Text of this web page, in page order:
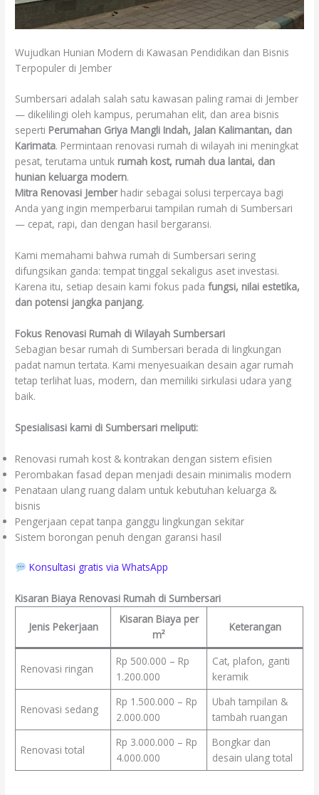
Wujudkan Hunian Modern di Kawasan Pendidikan dan Bisnis
Terpopuler di Jember
Sumbersari adalah salah satu kawasan paling ramai di Jember
— dikelilingi oleh kampus, perumahan elit, dan area bisnis
seperti Perumahan Griya Mangli Indah, Jalan Kalimantan, dan
Karimata. Permintaan renovasi rumah di wilayah ini meningkat
pesat, terutama untuk rumah kost, rumah dua lantai, dan
hunian keluarga modern.
Mitra Renovasi Jemberhadir sebagai solusi terpercaya bagi
Anda yang ingin memperbarui tampilan rumah di Sumbersari
— cepat, rapi, dan dengan hasil bergaransi.
Kami memahami bahwa rumah di Sumbersari sering
difungsikan ganda: tempat tinggal sekaligus aset investasi.
Karena itu, setiap desain kami fokus padafungsi, nilai estetika,
dan potensi jangka panjang.
Fokus Renovasi Rumah di Wilayah Sumbersari
Sebagian besar rumah di Sumbersari berada di lingkungan
padat namun tertata. Kami menyesuaikan desain agar rumah
tetap terlihat luas, modern, dan memiliki sirkulasi udara yang
baik.
Spesialisasi kami di Sumbersari meliputi:
Renovasi rumah kost & kontrakan dengan sistem efisien
Perombakan fasad depan menjadi desain minimalis modern
Penataan ulang ruang dalam untuk kebutuhan keluarga &
bisnis
Pengerjaan cepat tanpa ganggu lingkungan sekitar
Sistem borongan penuh dengan garansi hasil
Konsultasi gratis via WhatsApp
Kisaran Biaya Renovasi Rumah di Sumbersari
Jenis Pekerjaan
Kisaran Biaya per
m²
Keterangan
Renovasi ringan
Rp 500.000 – Rp
1.200.000
Cat, plafon, ganti
keramik
Renovasi sedang
Rp 1.500.000 – Rp
2.000.000
Ubah tampilan &
tambah ruangan
Renovasi total
Rp 3.000.000 – Rp
4.000.000
Bongkar dan
desain ulang total